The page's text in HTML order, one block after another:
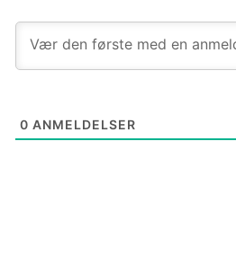
0 ANMELDELSER